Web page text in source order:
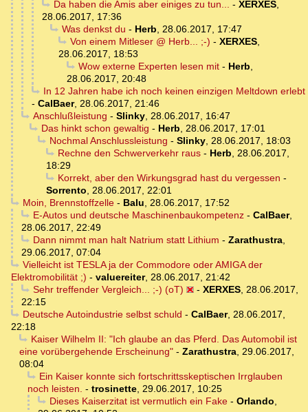
Da haben die Amis aber einiges zu tun... - XERXES,
28.06.2017, 17:36
Was denkst du - Herb, 28.06.2017, 17:47
Von einem Mitleser @ Herb... ;-) - XERXES,
28.06.2017, 18:53
Wow externe Experten lesen mit- Herb,
28.06.2017, 20:48
In 12 Jahren habe ich noch keinen einzigen Meltdown erlebt
- CalBaer, 28.06.2017, 21:46
Anschlußleistung - Slinky, 28.06.2017, 16:47
Das hinkt schon gewaltig - Herb, 28.06.2017, 17:01
Nochmal Anschlussleistung - Slinky, 28.06.2017, 18:03
Rechne den Schwerverkehr raus- Herb, 28.06.2017,
18:29
Korrekt, aber den Wirkungsgrad hast du vergessen -
Sorrento, 28.06.2017, 22:01
Moin, Brennstoffzelle- Balu, 28.06.2017, 17:52
E-Autos und deutsche Maschinenbaukompetenz- CalBaer,
28.06.2017, 22:49
Dann nimmt man halt Natrium statt Lithium - Zarathustra,
29.06.2017, 07:04
Vielleicht ist TESLA ja der Commodore oder AMIGA der
Elektromobilität ;) - valuereiter, 28.06.2017, 21:42
Sehr treffender Vergleich... ;-) (oT)
- XERXES, 28.06.2017,
22:15
Deutsche Autoindustrie selbst schuld - CalBaer, 28.06.2017,
22:18
Kaiser Wilhelm II: "Ich glaube an das Pferd. Das Automobil ist
eine vorübergehende Erscheinung" - Zarathustra, 29.06.2017,
08:04
Ein Kaiser konnte sich fortschrittsskeptischen Irrglauben
noch leisten. - trosinette, 29.06.2017, 10:25
Dieses Kaiserzitat ist vermutlich ein Fake- Orlando,